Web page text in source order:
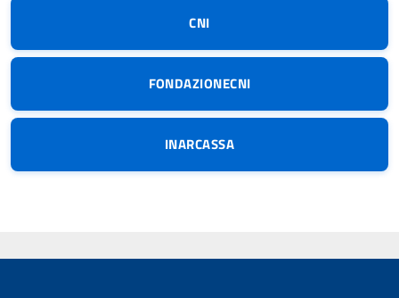
CNI
FONDAZIONECNI
INARCASSA